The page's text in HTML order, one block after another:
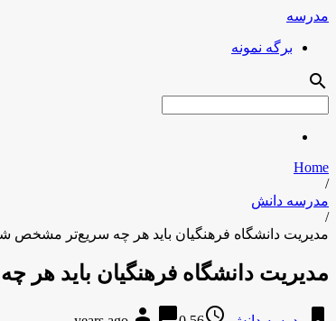
مدرسه
برگه نمونه
search
Home
/
مدرسه دانش
/
مدیریت دانشگاه فرهنگیان باید هر چه سریع‌تر مشخص
مدیریت دانشگاه فرهنگیان باید
bookmark
access_time
person chat_bubble